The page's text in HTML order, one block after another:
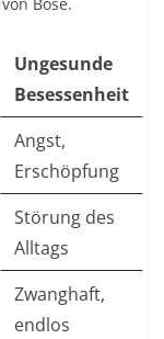
Böse.​
Ungesunde
Besessenheit
Angst,
Erschöpfung ​
Störung des
Alltags ​
Zwanghaft,
endlos ​